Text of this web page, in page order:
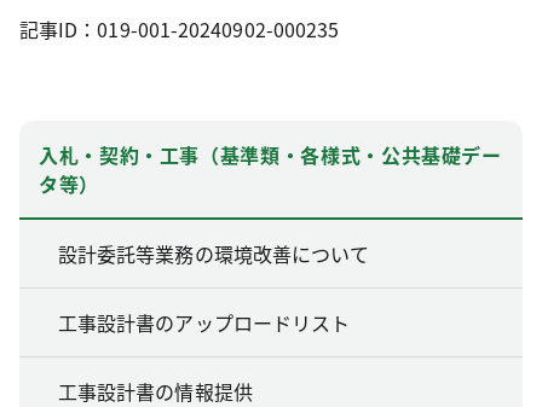
記事ID：019-001-20240902-000235
入札・契約・工事（基準類・各様式・公共基礎デー
タ等）
設計委託等業務の環境改善について
工事設計書のアップロードリスト
工事設計書の情報提供